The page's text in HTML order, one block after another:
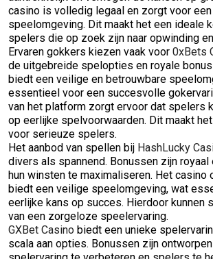
casino is volledig legaal en zorgt voor
speelomgeving. Dit maakt het een ideale
spelers die op zoek zijn naar opwinding
Ervaren gokkers kiezen vaak voor 0xBets
de uitgebreide spelopties en royale
biedt een veilige en betrouwbare
essentieel voor een succesvolle
van het platform zorgt ervoor dat spelers
op eerlijke spelvoorwaarden. Dit maakt
voor serieuze spelers.
Het aanbod van spellen bij HashLucky
divers als spannend. Bonussen zijn
hun winsten te maximaliseren. Het casino
biedt een veilige speelomgeving, wat
eerlijke kans op succes. Hierdoor kunnen
van een zorgeloze speelervaring.
GXBet Casino biedt een unieke
scala aan opties. Bonussen zijn